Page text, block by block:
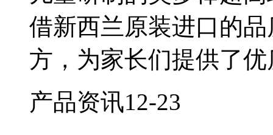
借新西兰原装进口的
方，为家长们提供了
产品资讯12-23